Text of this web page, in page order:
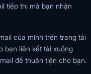
tiếp thị mà bạn nhận
của mình trên trang tải
bạn liên kết tải xuống
để thuận tiện cho bạn.